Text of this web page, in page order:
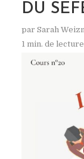
DU
par Sarah
1 min. de lecture